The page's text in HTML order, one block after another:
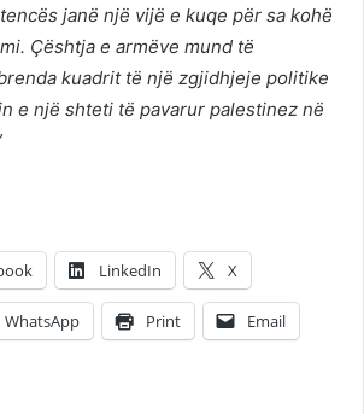
janë një vijë e kuqe për sa kohë
Çështja e armëve mund të
kuadrit të një zgjidhjeje politike
e një shteti të pavarur palestinez në
LinkedIn X
WhatsApp Print Email